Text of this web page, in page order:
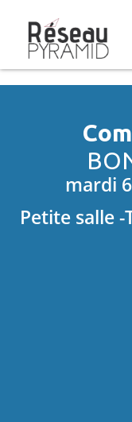
mardi
Petite salle